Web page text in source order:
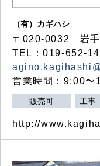
（有）カギハシ
〒020-0032 岩手
TEL：019-652-
営業時間：9:00〜
販売可 工事
http://